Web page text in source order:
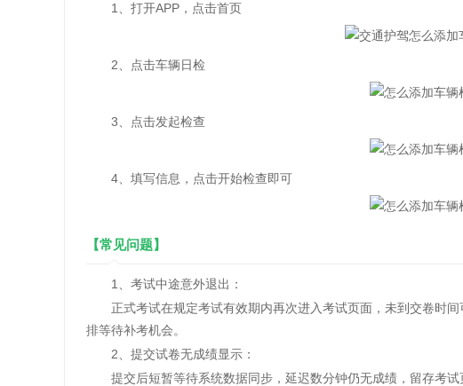
1、打开APP，点击首页
2、点击车辆日检
3、点击发起检查
4、填写信息，点击开始检查即可
【常见问题】
1、考试中途意外退出：
正式考试在规定考试有效期内再次进入考试页面，未到交卷时间
排等待补考机会。
2、提交试卷无成绩显示：
提交后短暂等待系统数据同步，延迟数分钟仍无成绩，留存考试